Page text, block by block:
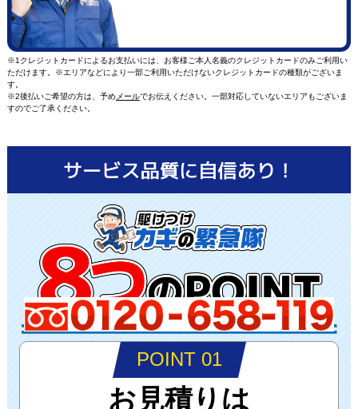
※1クレジットカードによるお支払いには、お客様ご本人名義のクレジットカードのみご利用い
ただけます。※エリアなどにより一部ご利用いただけないクレジットカードの種類がございま
す。
※2後払いご希望の方は、予めメールでお伝えください。一部対応していないエリアもございま
すのでご了承ください。
POINT 01
お見積りは